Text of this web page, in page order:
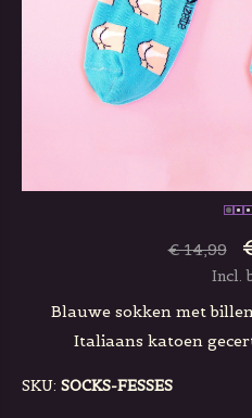
€ 14,99
Incl.
Blauwe sokken met
Italiaans katoen
SKU: SOCKS-FESSES